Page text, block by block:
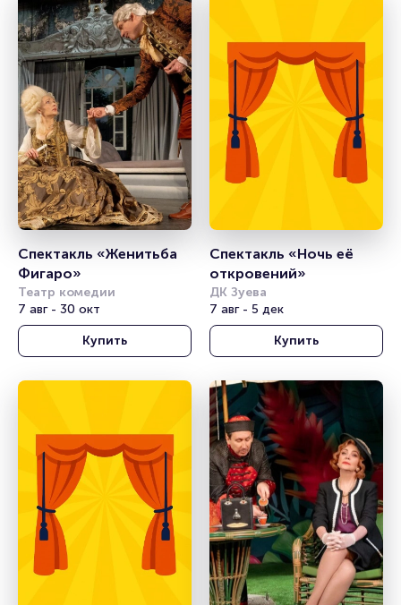
Спектакль «Женитьба
Фигаро»
Театр комедии
7 авг - 30 окт
Купить
Спектакль «Ночь её
откровений»
ДК Зуева
7 авг - 5 дек
Купить